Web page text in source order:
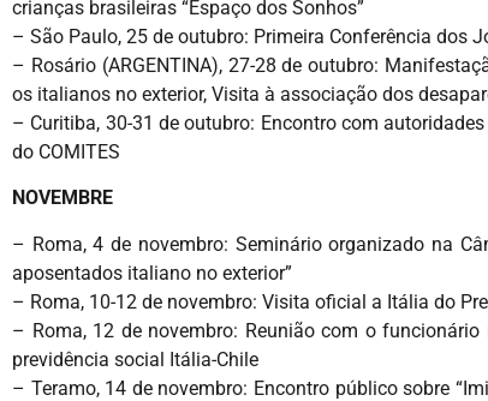
crianças brasileiras “Espaço dos Sonhos”
– São Paulo, 25 de outubro: Primeira Conferência dos
– Rosário (ARGENTINA), 27-28 de outubro:
os italianos no exterior, Visita à associação dos
– Curitiba, 30-31 de outubro: Encontro com
do COMITES
NOVEMBRE
– Roma, 4 de novembro: Seminário organizado na
aposentados italiano no exterior”
– Roma, 10-12 de novembro: Visita oficial a Itália do
– Roma, 12 de novembro: Reunião com o
previdência social Itália-Chile
– Teramo, 14 de novembro: Encontro público sobre